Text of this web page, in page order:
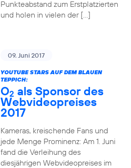
Punkteabstand zum Erstplatzierten
und holen in vielen der […]
09. Juni 2017
YOUTUBE STARS AUF DEM BLAUEN
TEPPICH:
O2 als Sponsor des
Webvideopreises
2017
Kameras, kreischende Fans und
jede Menge Prominenz: Am 1. Juni
fand die Verleihung des
diesjährigen Webvideopreises im